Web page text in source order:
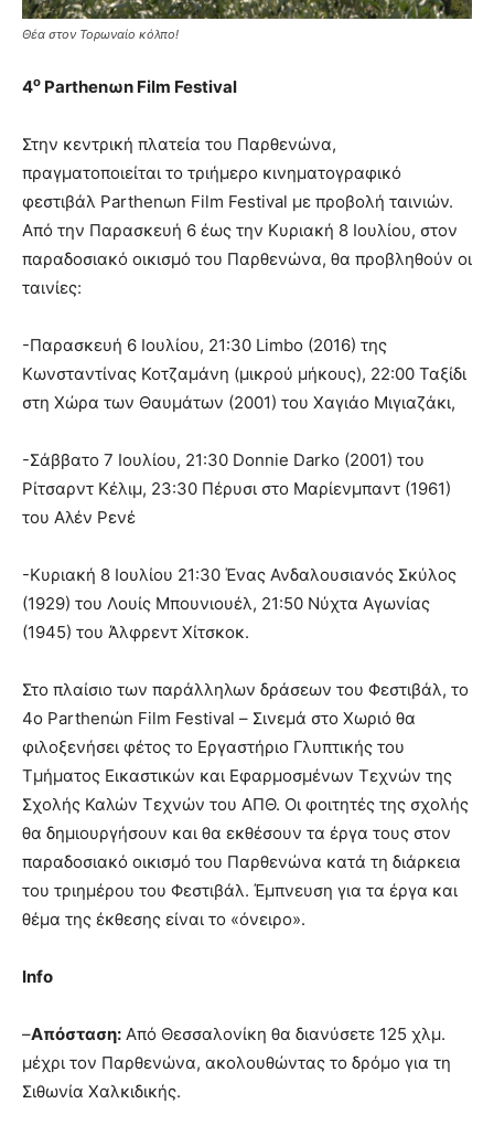
Θέα στον Τορωναίο κόλπο!
4ο Parthenωn Film Festival
Στην κεντρική πλατεία του Παρθενώνα,
πραγματοποιείται το τριήμερο κινηματογραφικό
φεστιβάλ Parthenωn Film Festival με προβολή ταινιών.
Από την Παρασκευή 6 έως την Κυριακή 8 Ιουλίου, στον
παραδοσιακό οικισμό του Παρθενώνα, θα προβληθούν οι
ταινίες:
-Παρασκευή 6 Ιουλίου, 21:30 Limbo (2016) της
Κωνσταντίνας Κοτζαμάνη (μικρού μήκους), 22:00 Ταξίδι
στη Χώρα των Θαυμάτων (2001) του Χαγιάο Μιγιαζάκι,
-Σάββατο 7 Ιουλίου, 21:30 Donnie Darko (2001) του
Ρίτσαρντ Κέλιμ, 23:30 Πέρυσι στο Μαρίενμπαντ (1961)
του Αλέν Ρενέ
-Κυριακή 8 Ιουλίου 21:30 Ένας Ανδαλουσιανός Σκύλος
(1929) του Λουίς Μπουνιουέλ, 21:50 Νύχτα Αγωνίας
(1945) του Άλφρεντ Χίτσκοκ.
Στο πλαίσιο των παράλληλων δράσεων του Φεστιβάλ, το
4o Parthenώn Film Festival – Σινεμά στο Χωριό θα
φιλοξενήσει φέτος το Εργαστήριο Γλυπτικής του
Tμήματος Εικαστικών και Εφαρμοσμένων Τεχνών της
Σχολής Καλών Τεχνών του ΑΠΘ. Οι φοιτητές της σχολής
θα δημιουργήσουν και θα εκθέσουν τα έργα τους στον
παραδοσιακό οικισμό του Παρθενώνα κατά τη διάρκεια
του τριημέρου του Φεστιβάλ. Έμπνευση για τα έργα και
θέμα της έκθεσης είναι το «όνειρο».
Info
–Απόσταση: Από Θεσσαλονίκη θα διανύσετε 125 χλμ.
μέχρι τον Παρθενώνα, ακολουθώντας το δρόμο για τη
Σιθωνία Χαλκιδικής.